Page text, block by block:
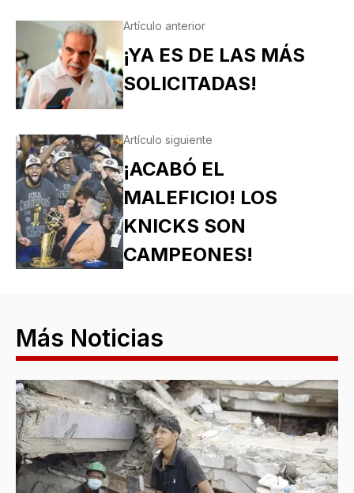
Artículo anterior
¡YA ES DE LAS MÁS
SOLICITADAS!
Artículo siguiente
¡ACABÓ EL
MALEFICIO! LOS
KNICKS SON
CAMPEONES!
Más Noticias